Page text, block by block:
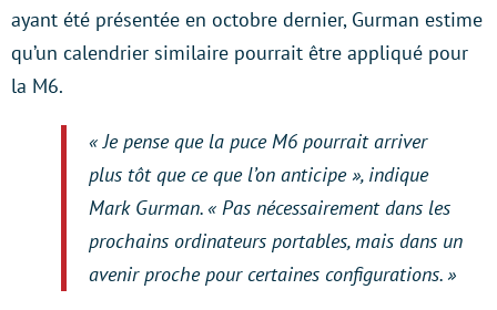
ayant été présentée en octobre dernier, Gurman estime
qu’un calendrier similaire pourrait être appliqué pour
la M6.
« Je pense que la puce M6 pourrait arriver
plus tôt que ce que l’on anticipe », indique
Mark Gurman. « Pas nécessairement dans les
prochains ordinateurs portables, mais dans un
avenir proche pour certaines configurations. »